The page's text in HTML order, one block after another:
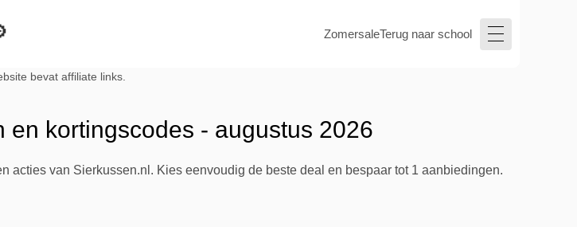
ZomersaleTerug naar school
bevat affiliate links.
kortingscodes - augustus 2026
acties van Sierkussen.nl. Kies eenvoudig de beste deal en bespaar tot 1 aanbiedingen.